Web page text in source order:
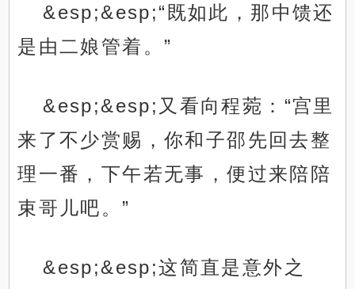
&esp;&esp;“既如此，那中馈还
是由二娘管着。”
&esp;&esp;又看向程菀：“宫里
来了不少赏赐，你和子邵先回去整
理一番，下午若无事，便过来陪陪
束哥儿吧。”
&esp;&esp;这简直是意外之